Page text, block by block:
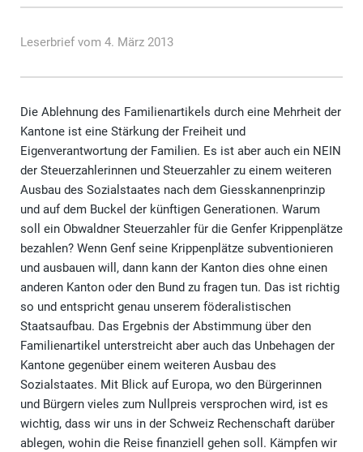
Leserbrief vom 4. März 2013
Die Ablehnung des Familienartikels durch eine Mehrheit der
Kantone ist eine Stärkung der Freiheit und
Eigenverantwortung der Familien. Es ist aber auch ein NEIN
der Steuerzahlerinnen und Steuerzahler zu einem weiteren
Ausbau des Sozialstaates nach dem Giesskannenprinzip
und auf dem Buckel der künftigen Generationen. Warum
soll ein Obwaldner Steuerzahler für die Genfer Krippenplätze
bezahlen? Wenn Genf seine Krippenplätze subventionieren
und ausbauen will, dann kann der Kanton dies ohne einen
anderen Kanton oder den Bund zu fragen tun. Das ist richtig
so und entspricht genau unserem föderalistischen
Staatsaufbau. Das Ergebnis der Abstimmung über den
Familienartikel unterstreicht aber auch das Unbehagen der
Kantone gegenüber einem weiteren Ausbau des
Sozialstaates. Mit Blick auf Europa, wo den Bürgerinnen
und Bürgern vieles zum Nullpreis versprochen wird, ist es
wichtig, dass wir uns in der Schweiz Rechenschaft darüber
ablegen, wohin die Reise finanziell gehen soll. Kämpfen wir